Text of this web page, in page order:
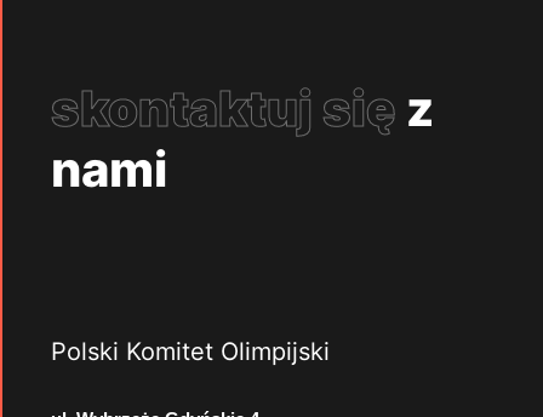
skontaktuj się z
nami
Polski Komitet Olimpijski